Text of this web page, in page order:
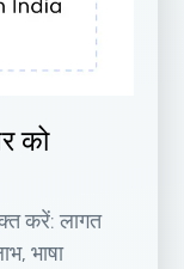
को
करें: लागत
भाषा